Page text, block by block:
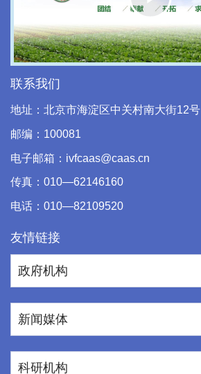
Play
Video
联系我们
地址：北京市海淀区中关村南大街12号
邮编：100081
电子邮箱：ivfcaas@caas.cn
传真：010—62146160
电话：010—82109520
友情链接
政府机构
新闻媒体
科研机构